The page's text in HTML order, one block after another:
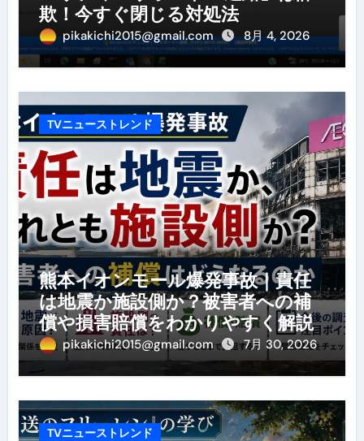
欺！今すぐ閉じる対処法
pikakichi2015@gmail.com 8月 4, 2026
TVニューストレンド
熊本イオンモール爆発事故｜責任
は地震か施設側か？被害者への補
償や損害賠償をわかりやすく解説
pikakichi2015@gmail.com 7月 30, 2026
TVニューストレンド